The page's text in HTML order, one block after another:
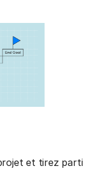
et tirez parti